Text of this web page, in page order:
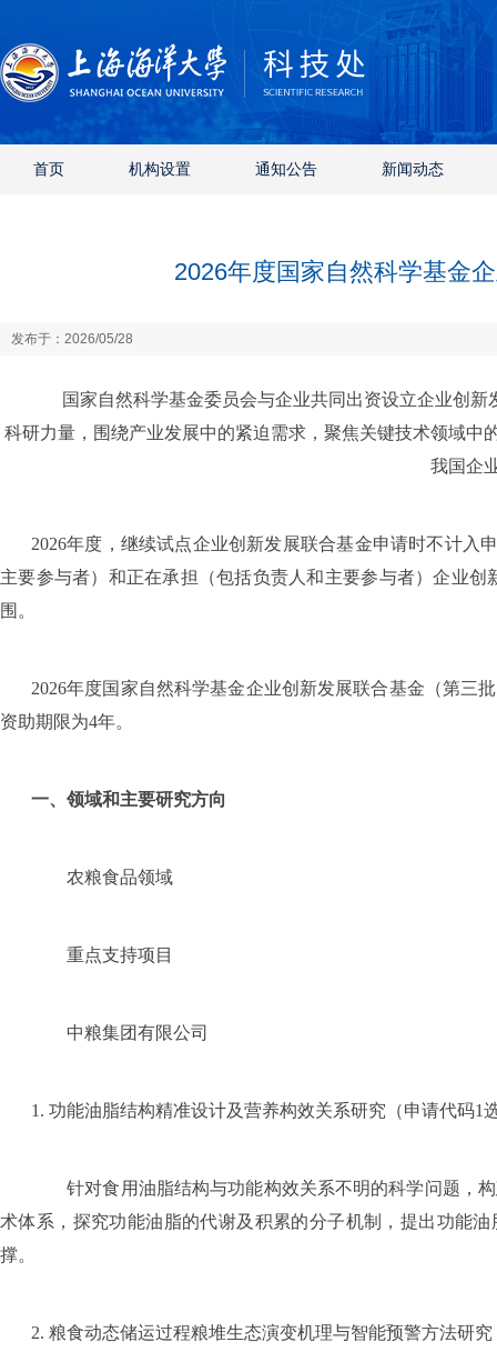
首页 机构设置 通知公告 新闻动态
2026年度国家自然科学基金
发布于：2026/05/28
国家自然科学基金委员会与企业共同出资设立企业创
科研力量，围绕产业发展中的紧迫需求，聚焦关键技术领域
我国企
2026年度，继续试点企业创新发展联合基金申请时不计入
主要参与者）和正在承担（包括负责人和主要参与者）企业创
围。
2026年度国家自然科学基金企业创新发展联合基金（第三
资助期限为4年。
一、领域和主要研究方向
农粮食品领域
重点支持项目
中粮集团有限公司
1. 功能油脂结构精准设计及营养构效关系研究（申请代码1
针对食用油脂结构与功能构效关系不明的科学问题，构
术体系，探究功能油脂的代谢及积累的分子机制，提出功能
撑。
2. 粮食动态储运过程粮堆生态演变机理与智能预警方法研